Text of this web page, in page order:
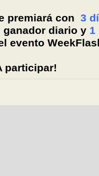
premiará con 3
ganador diario y 1
evento
participar!